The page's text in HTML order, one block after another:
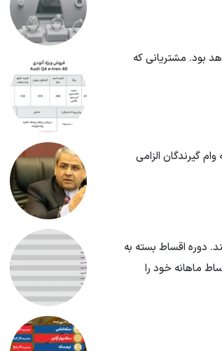
متقاضی ، از 2 تا 5 درصد متفاوت خواهد بود. مشتریانی که
گیرندگان الزامی
می توانند بازپرداخت خود را بیش از 1 تا 6 ماه تنظیم کنند. دوره اقساط بسته به
ماهانه خود را